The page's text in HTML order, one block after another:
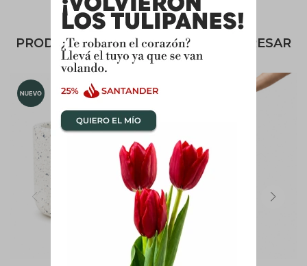
PRODUCTOS QUE TE PUEDEN INTERESAR